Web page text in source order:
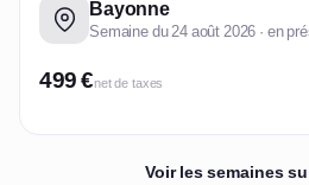
Bayonne
Semaine du 24 août 2026 · en
499 €net de taxes
Voir les semaines